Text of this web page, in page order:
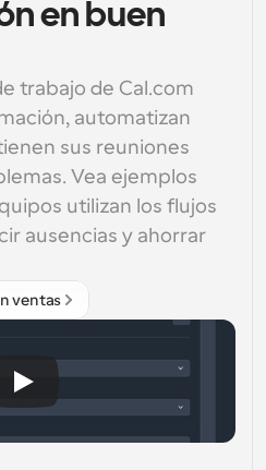
en buen
trabajo de Cal.com
automatizan
sus reuniones
Vea ejemplos
utilizan los flujos
ausencias y ahorrar
ventas